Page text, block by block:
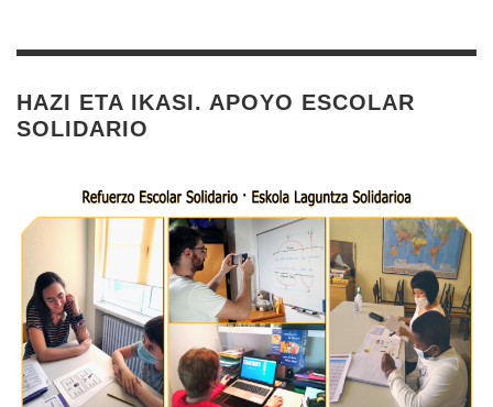
HAZI ETA IKASI. APOYO ESCOLAR
SOLIDARIO